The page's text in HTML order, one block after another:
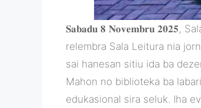
𝐒𝐚𝐛𝐚𝐝𝐮 𝟖 𝐍𝐨𝐯𝐞𝐦𝐛𝐫𝐮 𝟐𝟎𝟐𝟓,
relembra Sala Leitura nia
sai hanesan sitiu ida ba
Mahon no biblioteka ba
edukasional sira seluk. Iha